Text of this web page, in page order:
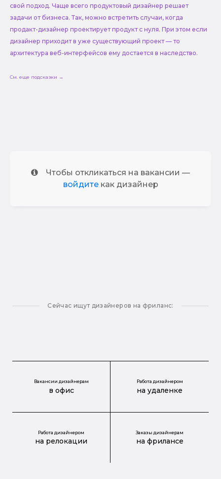
свой подход. Чаще всего продуктовый дизайнер решает
задачи от бизнеса. Так, можно встретить случаи, когда
продакт-дизайнер проектирует продукт с нуля. При этом если
дизайнер приходит в уже существующий проект — то
архитектура веб-интерфейсов ему достается в наследство.
См. еще подсказки →
Чтобы откликаться на вакансии —
войдитекак дизайнер
Сейчас ищут дизайнеров на фриланс:
Вакансии дизайнерам
в офис
Работа дизайнером
на удаленке
Работа дизайнером
на релокации
Заказы дизайнерам
на фрилансе